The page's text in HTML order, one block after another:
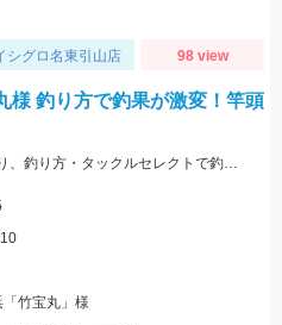
シグロ名東引山店 98 view
様 釣り方で釣果が激変！竿頭
前半と後半でパターンが大きく変わり、釣り方・タックルセレクトで釣果に差が出た日でした。最近の傾向としてケイムラ系カラーは必須ですので必ず持って行ってください。
竹宝丸」様